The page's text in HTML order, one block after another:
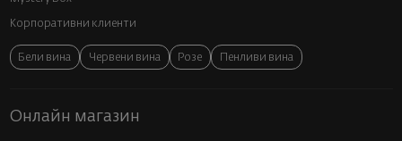
Корпоративни клиенти
Бели вина Червени вина Розе Пенливи вина
Онлайн магазин